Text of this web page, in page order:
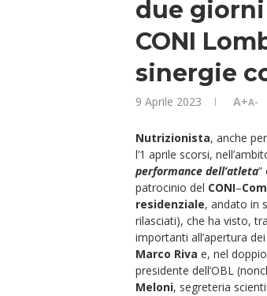
due giorni
CONI
sinergie
9 Aprile 2023 A+A-
Nutrizionista, anche per
l’1 aprile scorsi,
performance dell’atleta”
patrocinio del CONI–
residenziale, andato in
rilasciati), che ha visto,
importanti all’apertura
Marco Riva e, nel
presidente dell’OBL
Meloni, segreteria